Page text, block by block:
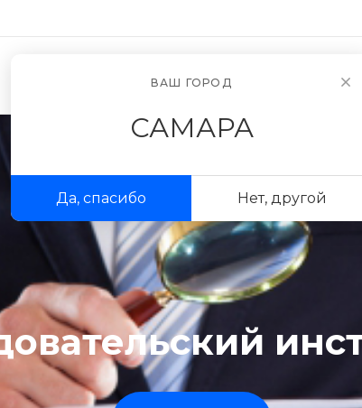
ВАШ ГОРОД
САМАРА
Да, спасибо Нет, другой
О компании